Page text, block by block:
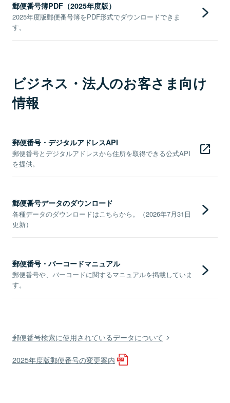
郵便番号簿PDF（2025年度版）
2025年度版郵便番号簿をPDF形式でダウンロードできま
す。
ビジネス・法人のお客さま向け
情報
郵便番号・デジタルアドレスAPI
郵便番号とデジタルアドレスから住所を取得できる公式API
を提供。
郵便番号データのダウンロード
各種データのダウンロードはこちらから。（2026年7月31日
更新）
郵便番号・バーコードマニュアル
郵便番号や、バーコードに関するマニュアルを掲載していま
す。
郵便番号検索に使用されているデータについて
2025年度版郵便番号の変更案内